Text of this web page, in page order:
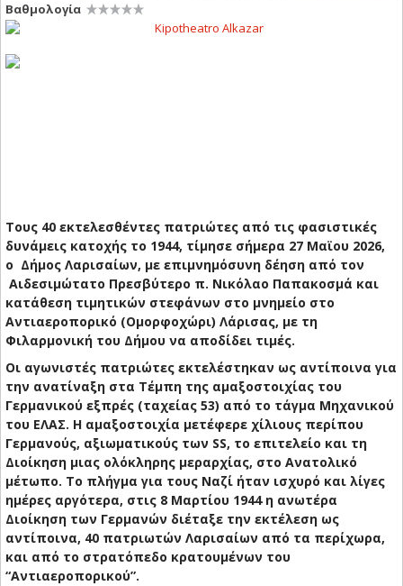
Βαθμολογία
Τους 40 εκτελεσθέντες πατριώτες από τις φασιστικές
δυνάμεις κατοχής το 1944, τίμησε σήμερα 27 Μαϊου 2026,
ο Δήμος Λαρισαίων, με επιμνημόσυνη δέηση από τον
Αιδεσιμώτατο Πρεσβύτερο π. Νικόλαο Παπακοσμά και
κατάθεση τιμητικών στεφάνων στο μνημείο στο
Αντιαεροπορικό (Ομορφοχώρι) Λάρισας, με τη
Φιλαρμονική του Δήμου να αποδίδει τιμές.
Οι αγωνιστές πατριώτες εκτελέστηκαν ως αντίποινα για
την ανατίναξη στα Τέμπη της αμαξοστοιχίας του
Γερμανικού εξπρές (ταχείας 53) από το τάγμα Μηχανικού
του ΕΛΑΣ. Η αμαξοστοιχία μετέφερε χίλιους περίπου
Γερμανούς, αξιωματικούς των SS, το επιτελείο και τη
Διοίκηση μιας ολόκληρης μεραρχίας, στο Ανατολικό
μέτωπο. Το πλήγμα για τους Ναζί ήταν ισχυρό και λίγες
ημέρες αργότερα, στις 8 Μαρτίου 1944 η ανωτέρα
Διοίκηση των Γερμανών διέταξε την εκτέλεση ως
αντίποινα, 40 πατριωτών Λαρισαίων από τα περίχωρα,
και από το στρατόπεδο κρατουμένων του
“Αντιαεροπορικού”.